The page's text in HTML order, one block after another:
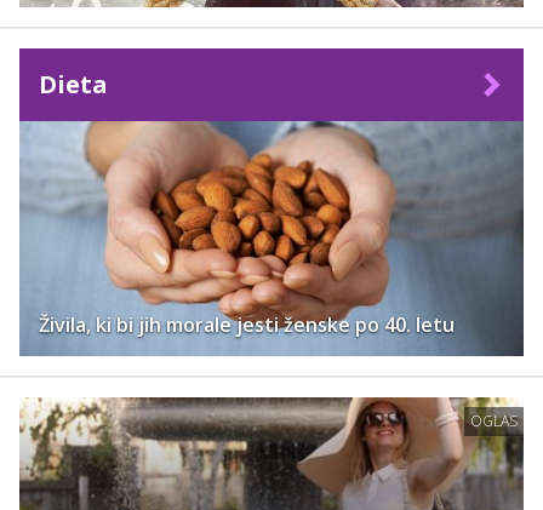
Dieta
Živila, ki bi jih morale jesti ženske po 40. letu
OGLAS